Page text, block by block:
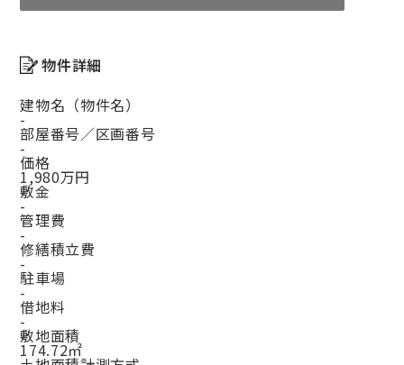
物件詳細
建物名（物件名）
-
部屋番号／区画番号
-
価格
1,980万円
敷金
-
管理費
-
修繕積立費
-
駐車場
-
借地料
-
敷地面積
174.72㎡